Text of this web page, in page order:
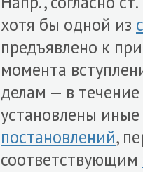
хотя бы одной из
предъявлено к
момента
делам — в
установлены иные
постановлений,
соответствующим